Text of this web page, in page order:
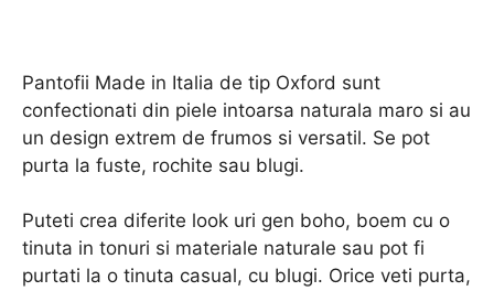
Pantofii Made in Italia de tip Oxford sunt
confectionati din piele intoarsa naturala maro si au
un design extrem de frumos si versatil. Se pot
purta la fuste, rochite sau blugi.
Puteti crea diferite look uri gen boho, boem cu o
tinuta in tonuri si materiale naturale sau pot fi
purtati la o tinuta casual, cu blugi. Orice veti purta,